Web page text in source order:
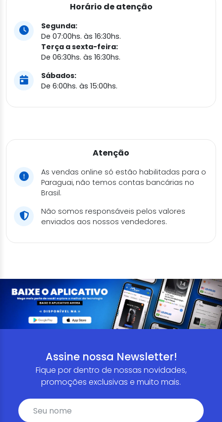
Horário de atenção
Segunda:
De 07:00hs. às 16:30hs.
Terça a sexta-feira:
De 06:30hs. às 16:30hs.
Sábados:
De 6:00hs. às 15:00hs.
Atenção
As vendas online só estão habilitadas para o
Paraguai, não temos contas bancárias no
Brasil.
Não somos responsáveis pelos valores
enviados aos nossos vendedores.
Assine nossa Newsletter!
Fique por dentro de nossas novidades,
promoções exclusivas e muito mais.